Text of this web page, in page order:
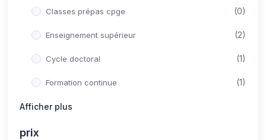
Classes prépas cpge (0)
Enseignement supérieur (2)
Cycle doctoral (1)
Formation continue (1)
Concours Post-Bac
Afficher plus
prix